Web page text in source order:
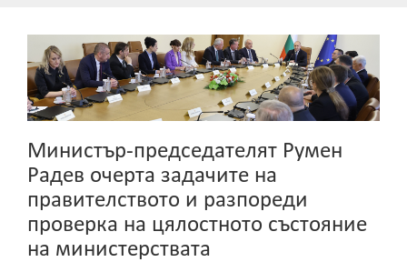
Министър-председателят Румен
Радев очерта задачите на
правителството и разпореди
проверка на цялостното състояние
на министерствата